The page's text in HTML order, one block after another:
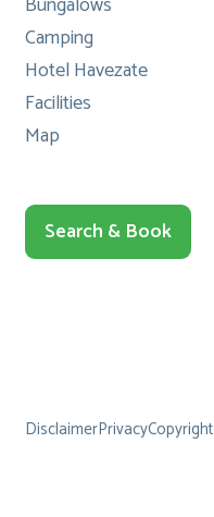
Camping
Hotel Havezate
Facilities
Map
Search & Book
DisclaimerPrivacyCopyright